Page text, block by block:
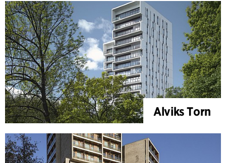
Alviks Torn